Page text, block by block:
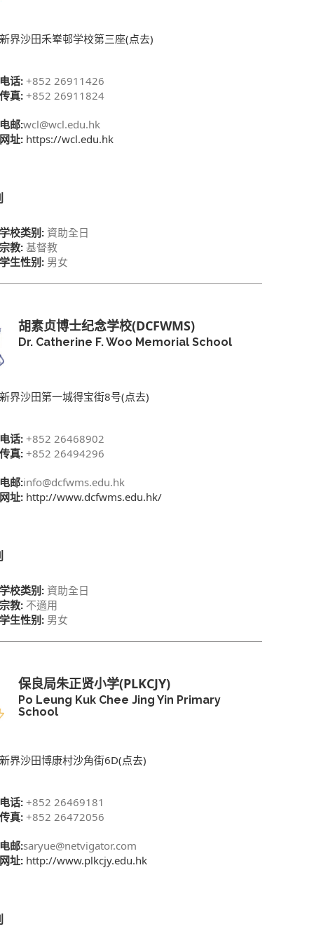
界沙田禾𪨶邨学校第三座(点去)
话:+852 26911426
真:+852 26911824
邮:wcl@wcl.edu.hk
址:https://wcl.edu.hk
校类别:資助全日
教:基督教
生性别:男女
胡素贞博士纪念学校(DCFWMS)
Dr. Catherine F. Woo Memorial School
界沙田第一城得宝街8号(点去)
话:+852 26468902
真:+852 26494296
邮:info@dcfwms.edu.hk
址:http://www.dcfwms.edu.hk/
校类别:資助全日
教:不適用
生性别:男女
保良局朱正贤小学(PLKCJY)
Po Leung Kuk Chee Jing Yin Primary
School
界沙田博康村沙角街6D(点去)
话:+852 26469181
真:+852 26472056
邮:saryue@netvigator.com
址:http://www.plkcjy.edu.hk